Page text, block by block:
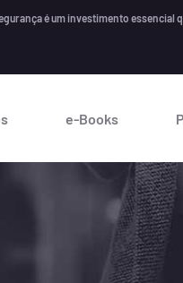
é um investimento essencial que
e-Books